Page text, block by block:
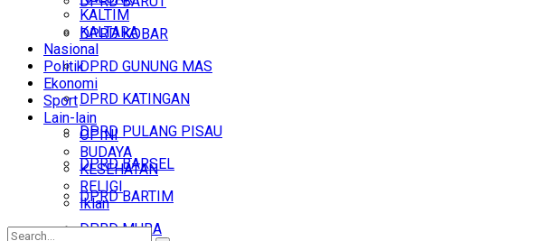
DPRD KOBAR
DPRD GUNUNG MAS
DPRD KATINGAN
DPRD PULANG PISAU
DPRD BARSEL
DPRD BARTIM
DPRD MURA
KALTIM
KALTARA
Nasional
Politik
Ekonomi
Sport
Lain-lain
OPINI
BUDAYA
KESEHATAN
RELIGI
Iklan